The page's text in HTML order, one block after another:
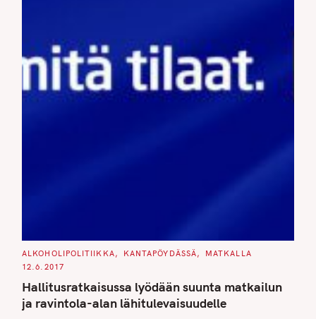
C
T
G
R
I
ALKOHOLIPOLITIIKKA KANTAPÖYDÄSSÄ
MATKALLA
12.6.2017
Hallitusratkaisussa lyödään suunta matkailun
ja ravintola-alan lähitulevaisuudelle